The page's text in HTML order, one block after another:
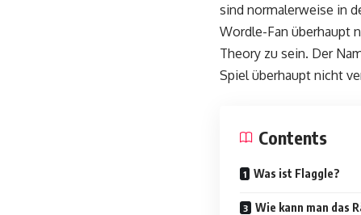
sind normalerweise in
Wordle-Fan überhaupt
Theory zu sein. Der
Spiel überhaupt nicht
Contents
Was ist Flaggle?
Wie kann man das